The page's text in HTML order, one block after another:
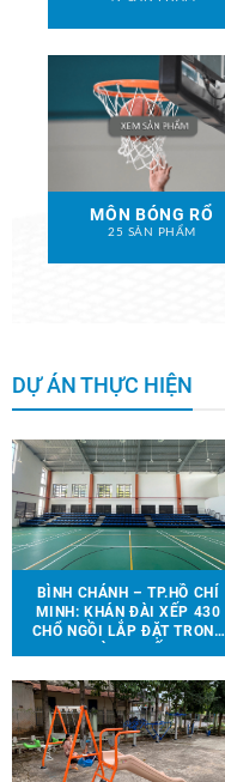
MÔN BÓNG RỔ
25 SẢN PHẨM
DỰ ÁN THỰC HIỆN
BÌNH CHÁNH – TP.HỒ CHÍ
MINH: KHÁN ĐÀI XẾP 430
CHỔ NGỒI LẮP ĐẶT TRONG